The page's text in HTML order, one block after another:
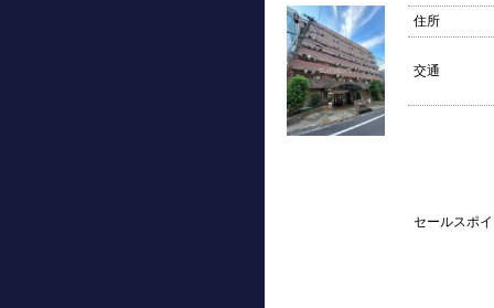
住所
交通
セールスポ